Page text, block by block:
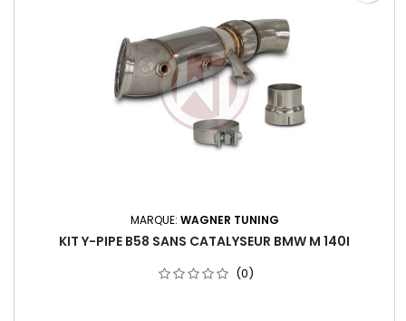
MARQUE: WAGNER TUNING
KIT Y-PIPE B58 SANS CATALYSEUR BMW M 140I
(0)